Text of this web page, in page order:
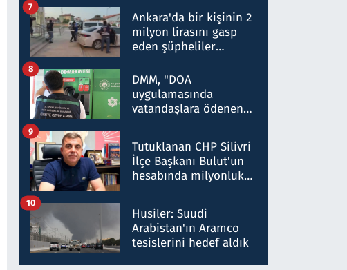
ifadelerinden ortaya
çıkan tablo şok etti
Ankara'da bir kişinin 2
milyon lirasını gasp
eden şüpheliler
7
DMM, "DOA
uygulamasında
vatandaşlara ödenen
düşürüldüğü" iddiasını
yalanladı
8
Tutuklanan CHP Silivri
İlçe Başkanı Bulut'un
hesabında milyonluk
talimat verdi, ben
gönderdim
9
Husiler: Suudi
Arabistan'ın Aramco
tesislerini hedef aldık
10